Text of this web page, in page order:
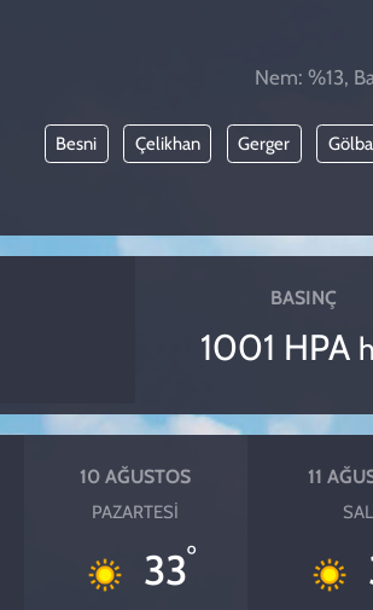
Nem: %13,
Besni Çelikhan Gerger
BASINÇ
1001 HPA
10 AĞUSTOS
PAZARTESI
33°
11